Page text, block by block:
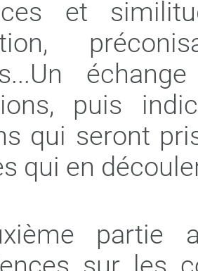
et
puis
qui seront
qui en
partie